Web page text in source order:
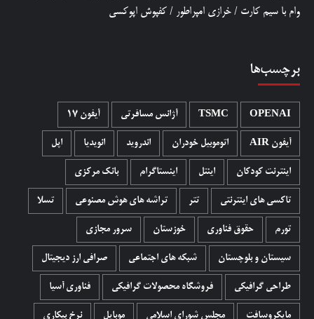
وام با سیم کارت / خرازی امپراطور / کفپوش اپوکسی
برچسب‌ها
OPENAI
TSMC آژانس مسافرتی آیفون 17
آیفون AIR اتوموبیل خودران اندروید انویدیا اپل
اینترنت کودکان اینتل اینستاگرام بانک مرکزی
تاکسی های اینترنتی تتر تراشه های هوش مصنوعی تسلا
تورم حقوق فناوری خوزستان سرور مجازی
سیستان و بلوچستان شبکه های اجتماعی صرافی ارز دیجیتال
طراحی گرافیکی فروشگاه محصولات گرافيکی فناوری آسیا
مایکروسافت مجلس شورای اسلامی موبایل نرخ بیکاری